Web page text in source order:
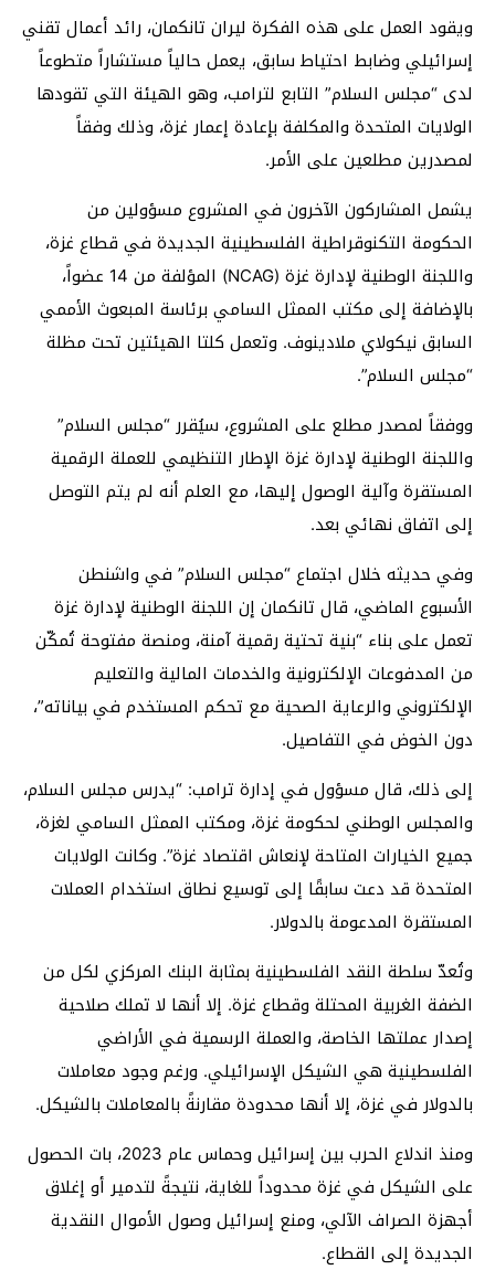
ويقود العمل على هذه الفكرة ليران تانكمان، رائد أعمال تقني
إسرائيلي وضابط احتياط سابق، يعمل حالياً مستشاراً متطوعاً
لدى “مجلس السلام” التابع لترامب، وهو الهيئة التي تقودها
الولايات المتحدة والمكلفة بإعادة إعمار غزة، وذلك وفقاً
لمصدرين مطلعين على الأمر.
يشمل المشاركون الآخرون في المشروع مسؤولين من
الحكومة التكنوقراطية الفلسطينية الجديدة في قطاع غزة،
واللجنة الوطنية لإدارة غزة (NCAG) المؤلفة من 14 عضواً،
بالإضافة إلى مكتب الممثل السامي برئاسة المبعوث الأممي
السابق نيكولاي ملادينوف. وتعمل كلتا الهيئتين تحت مظلة
“مجلس السلام”.
ووفقاً لمصدر مطلع على المشروع، سيُقرر “مجلس السلام”
واللجنة الوطنية لإدارة غزة الإطار التنظيمي للعملة الرقمية
المستقرة وآلية الوصول إليها، مع العلم أنه لم يتم التوصل
إلى اتفاق نهائي بعد.
وفي حديثه خلال اجتماع “مجلس السلام” في واشنطن
الأسبوع الماضي، قال تانكمان إن اللجنة الوطنية لإدارة غزة
تعمل على بناء “بنية تحتية رقمية آمنة، ومنصة مفتوحة تُمكّن
من المدفوعات الإلكترونية والخدمات المالية والتعليم
الإلكتروني والرعاية الصحية مع تحكم المستخدم في بياناته”،
دون الخوض في التفاصيل.
إلى ذلك، قال مسؤول في إدارة ترامب: “يدرس مجلس السلام،
والمجلس الوطني لحكومة غزة، ومكتب الممثل السامي لغزة،
جميع الخيارات المتاحة لإنعاش اقتصاد غزة”. وكانت الولايات
المتحدة قد دعت سابقًا إلى توسيع نطاق استخدام العملات
المستقرة المدعومة بالدولار.
وتُعدّ سلطة النقد الفلسطينية بمثابة البنك المركزي لكل من
الضفة الغربية المحتلة وقطاع غزة. إلا أنها لا تملك صلاحية
إصدار عملتها الخاصة، والعملة الرسمية في الأراضي
الفلسطينية هي الشيكل الإسرائيلي. ورغم وجود معاملات
بالدولار في غزة، إلا أنها محدودة مقارنةً بالمعاملات بالشيكل.
ومنذ اندلاع الحرب بين إسرائيل وحماس عام 2023، بات الحصول
على الشيكل في غزة محدوداً للغاية، نتيجةً لتدمير أو إغلاق
أجهزة الصراف الآلي، ومنع إسرائيل وصول الأموال النقدية
الجديدة إلى القطاع.